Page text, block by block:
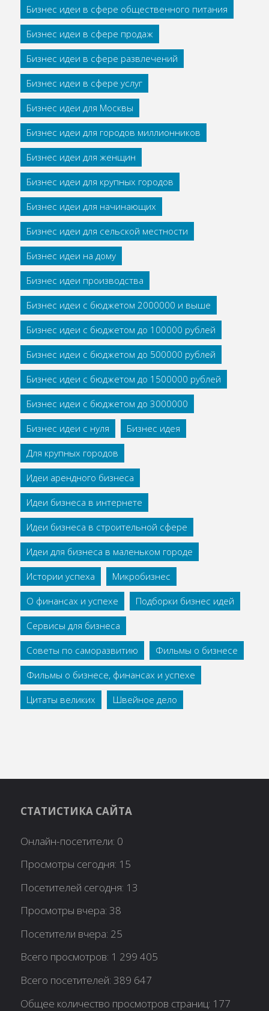
Бизнес идеи в сфере общественного питания
Бизнес идеи в сфере продаж
Бизнес идеи в сфере развлечений
Бизнес идеи в сфере услуг
Бизнес идеи для Москвы
Бизнес идеи для городов миллионников
Бизнес идеи для женщин
Бизнес идеи для крупных городов
Бизнес идеи для начинающих
Бизнес идеи для сельской местности
Бизнес идеи на дому
Бизнес идеи производства
Бизнес идеи с бюджетом 2000000 и выше
Бизнес идеи с бюджетом до 100000 рублей
Бизнес идеи с бюджетом до 500000 рублей
Бизнес идеи с бюджетом до 1500000 рублей
Бизнес идеи с бюджетом до 3000000
Бизнес идеи с нуля
Бизнес идея
Для крупных городов
Идеи арендного бизнеса
Идеи бизнеса в интернете
Идеи бизнеса в строительной сфере
Идеи для бизнеса в маленьком городе
Истории успеха
Микробизнес
О финансах и успехе
Подборки бизнес идей
Сервисы для бизнеса
Советы по саморазвитию
Фильмы о бизнесе
Фильмы о бизнесе, финансах и успехе
Цитаты великих
Швейное дело
СТАТИСТИКА САЙТА
Онлайн-посетители: 0
Просмотры сегодня: 15
Посетителей сегодня: 13
Просмотры вчера:38
Посетители вчера: 25
Всего просмотров: 1 299 405
Всего посетителей:389 647
Общее количество просмотров страниц: 177